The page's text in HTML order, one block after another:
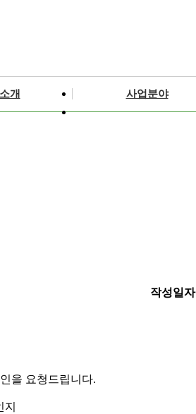
개 사업분야
작성일자
을 요청드립니다.